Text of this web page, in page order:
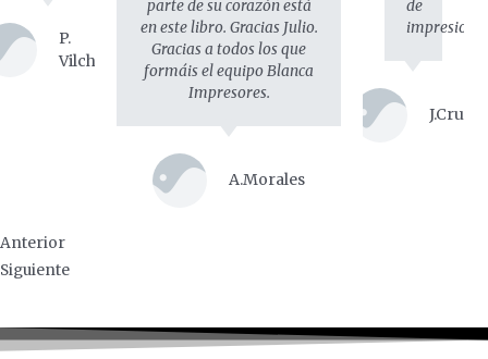
P.
Vilches
parte de su corazón está
en este libro. Gracias Julio.
Gracias a todos los que
formáis el equipo Blanca
Impresores.
A.Morales
de
impresion
J.Cruz
Anterior
Siguiente